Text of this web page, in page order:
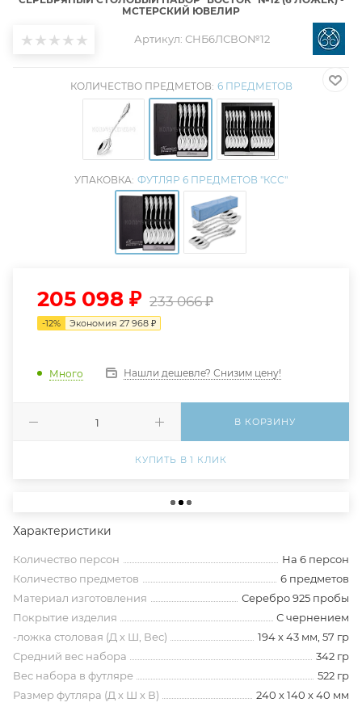
МСТЕРСКИЙ ЮВЕЛИР
Артикул: СНБ6ЛСВО№12
КОЛИЧЕСТВО ПРЕДМЕТОВ: 6 ПРЕДМЕТОВ
УПАКОВКА: ФУТЛЯР 6 ПРЕДМЕТОВ "КСС"
205 098 ₽ 233 066₽
-12% Экономия 27 968 ₽
Много Нашли дешевле? Снизим цену!
В КОРЗИНУ
КУПИТЬ В 1 КЛИК
Характеристики
Количество персон
На 6 персон
Количество предметов
6 предметов
Материал изготовления
Серебро 925 пробы
Покрытие изделия
С чернением
-ложка столовая (Д х Ш, Вес)
194 х 43 мм, 57 гр
Средний вес набора
342 гр
Вес набора в футляре
522 гр
Размер футляра (Д х Ш х В)
240 х 140 х 40 мм